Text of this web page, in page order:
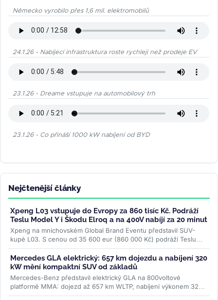
Německo vyrobilo přes 1,6 mil. elektromobilů
24.1.26 - Nabíjecí infrastruktura roste rychleji než prodeje EV
23.1.26 - Dreame vstupuje na automobilový trh
23.1.26 - Co přináší 1000 kW nabíjení od BYD
Nejčtenější články
Xpeng L03 vstupuje do Evropy za 860 tisíc Kč. Podráží
Teslu Model Y i Škodu Elroq a na 400V nabíjí za 20 minut
Xpeng na mnichovském Global Brand Eventu představil SUV-
kupé L03. S cenou od 35 600 eur (860 000 Kč) podráží Teslu
Model Y, Hyundai Ioniq 5 i...>>
Mercedes GLA elektrický: 657 km dojezdu a nabíjení 320
kW mění kompaktní SUV od základů
Mercedes-Benz představil elektrický GLA na 800voltové
platformě MMA: dojezd až 657 km WLTP, nabíjení výkonem 320
kW a plnění na 80 % za 22...>>